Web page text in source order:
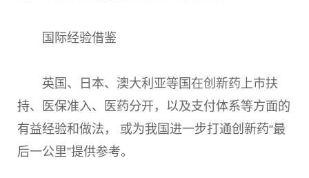
国际经验借鉴
英国、日本、澳大利亚等国在创新药上市扶
持、医保准入、医药分开，以及支付体系等方面的
有益经验和做法， 或为我国进一步打通创新药“最
后一公里”提供参考。